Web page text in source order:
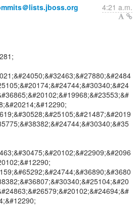
＠lists.jboss.org 4:21 a.m.